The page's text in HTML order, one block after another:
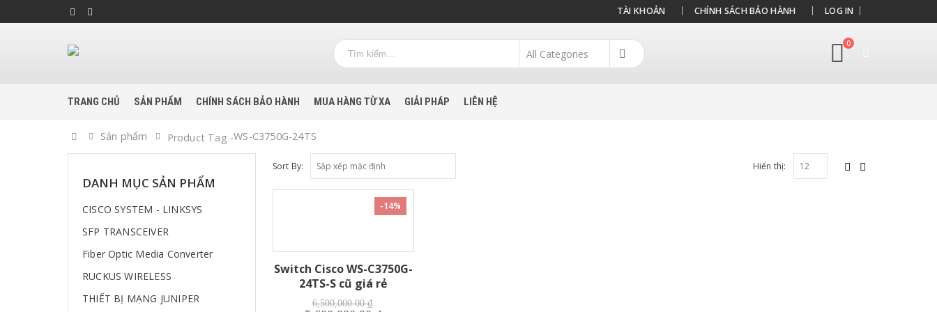
TÀI KHOẢN CHÍNH SÁCH BẢO HÀNH LOG IN
0
TRANG CHỦ SẢN PHẨM CHÍNH SÁCH BẢO HÀNH MUA HÀNG TỪ XA GIẢI PHÁP LIÊN HỆ
Home
Sản phẩm Product Tag -WS-C3750G-24TS
Sort By: Hiển thị:
-14%
Switch Cisco WS-C3750G-
24TS-S cũ giá rẻ
6,500,000.00₫
DANH MỤC SẢN PHẨM
CISCO SYSTEM - LINKSYS
SFP TRANSCEIVER
Fiber Optic Media Converter
RUCKUS WIRELESS
THIẾT BỊ MẠNG JUNIPER